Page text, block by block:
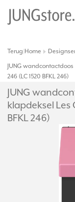
Terug Home
JUNG
246 (LC 1520 BFKL 246)
JUNG
klapdeksel Les
BFKL 246)